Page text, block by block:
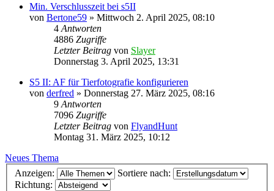
Min. Verschlusszeit bei s5II
von Bertone59 » Mittwoch 2. April 2025, 08:10
4 Antworten
4886 Zugriffe
Letzter Beitrag von Slayer
Donnerstag 3. April 2025, 13:31
S5 II: AF für Tierfotografie konfigurieren
von derfred » Donnerstag 27. März 2025, 08:16
9 Antworten
7096 Zugriffe
Letzter Beitrag von FlyandHunt
Montag 31. März 2025, 10:12
Neues Thema
Anzeigen:
Sortiere nach:
Richtung: